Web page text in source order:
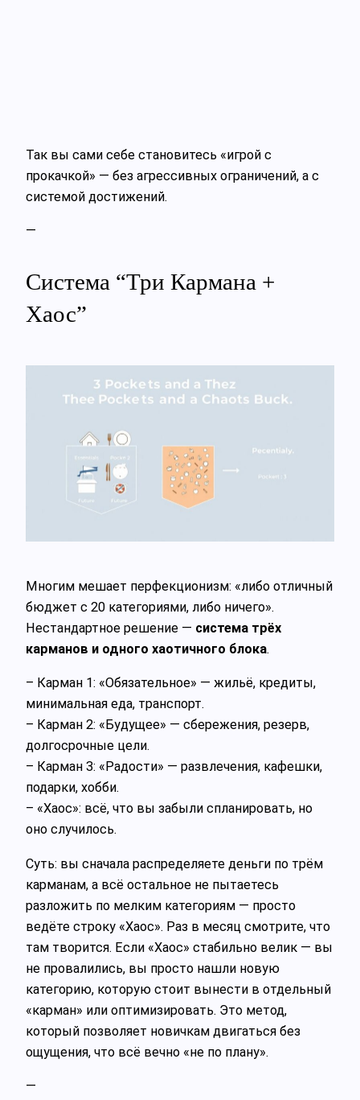
Так вы сами себе становитесь «игрой с
прокачкой» — без агрессивных ограничений, а с
системой достижений.
—
Система “Три Кармана +
Хаос”
Многим мешает перфекционизм: «либо отличный
бюджет с 20 категориями, либо ничего».
Нестандартное решение — система трёх
карманов и одного хаотичного блока.
– Карман 1: «Обязательное» — жильё, кредиты,
минимальная еда, транспорт.
– Карман 2: «Будущее» — сбережения, резерв,
долгосрочные цели.
– Карман 3: «Радости» — развлечения, кафешки,
подарки, хобби.
– «Хаос»: всё, что вы забыли спланировать, но
оно случилось.
Суть: вы сначала распределяете деньги по трём
карманам, а всё остальное не пытаетесь
разложить по мелким категориям — просто
ведёте строку «Хаос». Раз в месяц смотрите, что
там творится. Если «Хаос» стабильно велик — вы
не провалились, вы просто нашли новую
категорию, которую стоит вынести в отдельный
«карман» или оптимизировать. Это метод,
который позволяет новичкам двигаться без
ощущения, что всё вечно «не по плану».
—